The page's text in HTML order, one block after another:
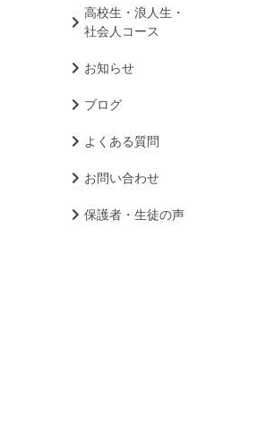
高校生・浪人生・
社会人コース
お知らせ
ブログ
よくある質問
お問い合わせ
保護者・生徒の声